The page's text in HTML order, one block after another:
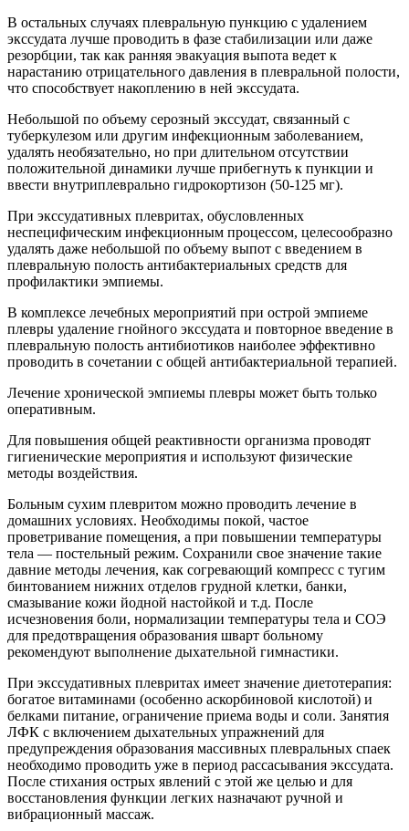
В остальных случаях плевральную пункцию с удалением
экссудата лучше проводить в фазе стабилизации или даже
резорбции, так как ранняя эвакуация выпота ведет к
нарастанию отрицательного давления в плевральной полости,
что способствует накоплению в ней экссудата.
Небольшой по объему серозный экссудат, связанный с
туберкулезом или другим инфекционным заболеванием,
удалять необязательно, но при длительном отсутствии
положительной динамики лучше прибегнуть к пункции и
ввести внутриплеврально гидрокортизон (50-125 мг).
При экссудативных плевритах, обусловленных
неспецифическим инфекционным процессом, целесообразно
удалять даже небольшой по объему выпот с введением в
плевральную полость антибактериальных средств для
профилактики эмпиемы.
В комплексе лечебных мероприятий при острой эмпиеме
плевры удаление гнойного экссудата и повторное введение в
плевральную полость антибиотиков наиболее эффективно
проводить в сочетании с общей антибактериальной терапией.
Лечение хронической эмпиемы плевры может быть только
оперативным.
Для повышения общей реактивности организма проводят
гигиенические мероприятия и используют физические
методы воздействия.
Больным сухим плевритом можно проводить лечение в
домашних условиях. Необходимы покой, частое
проветривание помещения, а при повышении температуры
тела — постельный режим. Сохранили свое значение такие
давние методы лечения, как согревающий компресс с тугим
бинтованием нижних отделов грудной клетки, банки,
смазывание кожи йодной настойкой и т.д. После
исчезновения боли, нормализации температуры тела и СОЭ
для предотвращения образования шварт больному
рекомендуют выполнение дыхательной гимнастики.
При экссудативных плевритах имеет значение диетотерапия:
богатое витаминами (особенно аскорбиновой кислотой) и
белками питание, ограничение приема воды и соли. Занятия
ЛФК с включением дыхательных упражнений для
предупреждения образования массивных плевральных спаек
необходимо проводить уже в период рассасывания экссудата.
После стихания острых явлений с этой же целью и для
восстановления функции легких назначают ручной и
вибрационный массаж.